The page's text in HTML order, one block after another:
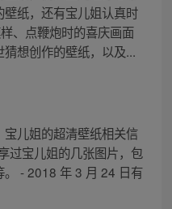
纸，还有宝儿姐认真时
、点鞭炮时的喜庆画面
想创作的壁纸，以及...
儿姐的超清壁纸相关信
过宝儿姐的几张图片，包
。 - 2018 年 3 月 24 日有